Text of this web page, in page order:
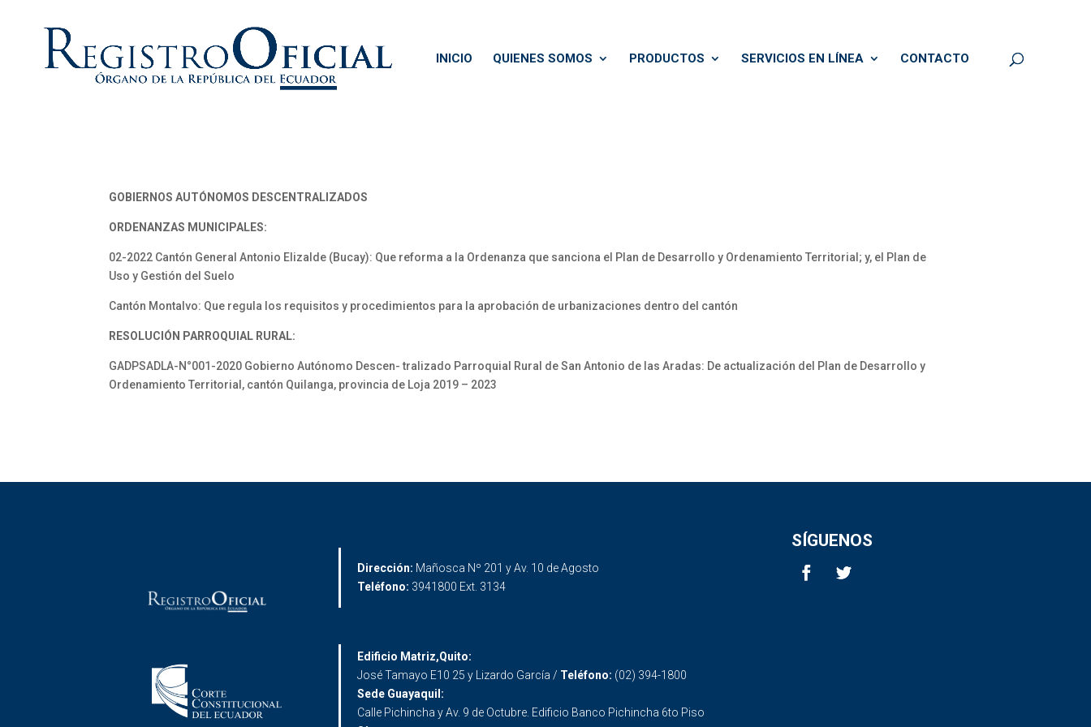
INICIO QUIENES SOMOS PRODUCTOS SERVICIOS EN LÍNEA CONTACTO
GOBIERNOS AUTÓNOMOS DESCENTRALIZADOS
ORDENANZAS MUNICIPALES:
02-2022 Cantón General Antonio Elizalde (Bucay): Que reforma a la Ordenanza que sanciona el Plan de Desarrollo y Ordenamiento Territorial; y, el Plan de
Uso y Gestión del Suelo
Cantón Montalvo: Que regula los requisitos y procedimientos para la aprobación de urbanizaciones dentro del cantón
RESOLUCIÓN PARROQUIAL RURAL:
GADPSADLA-N°001-2020 Gobierno Autónomo Descen- tralizado Parroquial Rural de San Antonio de las Aradas: De actualización del Plan de Desarrollo y
Ordenamiento Territorial, cantón Quilanga, provincia de Loja 2019 – 2023
Dirección: Mañosca Nº 201 y Av. 10 de Agosto
Teléfono: 3941800 Ext. 3134
SÍGUENOS
Edificio Matriz,Quito:
José Tamayo E10 25 y Lizardo García / Teléfono: (02) 394-1800
Sede Guayaquil:
Calle Pichincha y Av. 9 de Octubre. Edificio Banco Pichincha 6to Piso